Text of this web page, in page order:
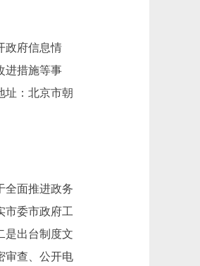
政府信息情
进措施等事
址：北京市朝
全面推进政务
市委市政府工
是出台制度文
审查、公开电